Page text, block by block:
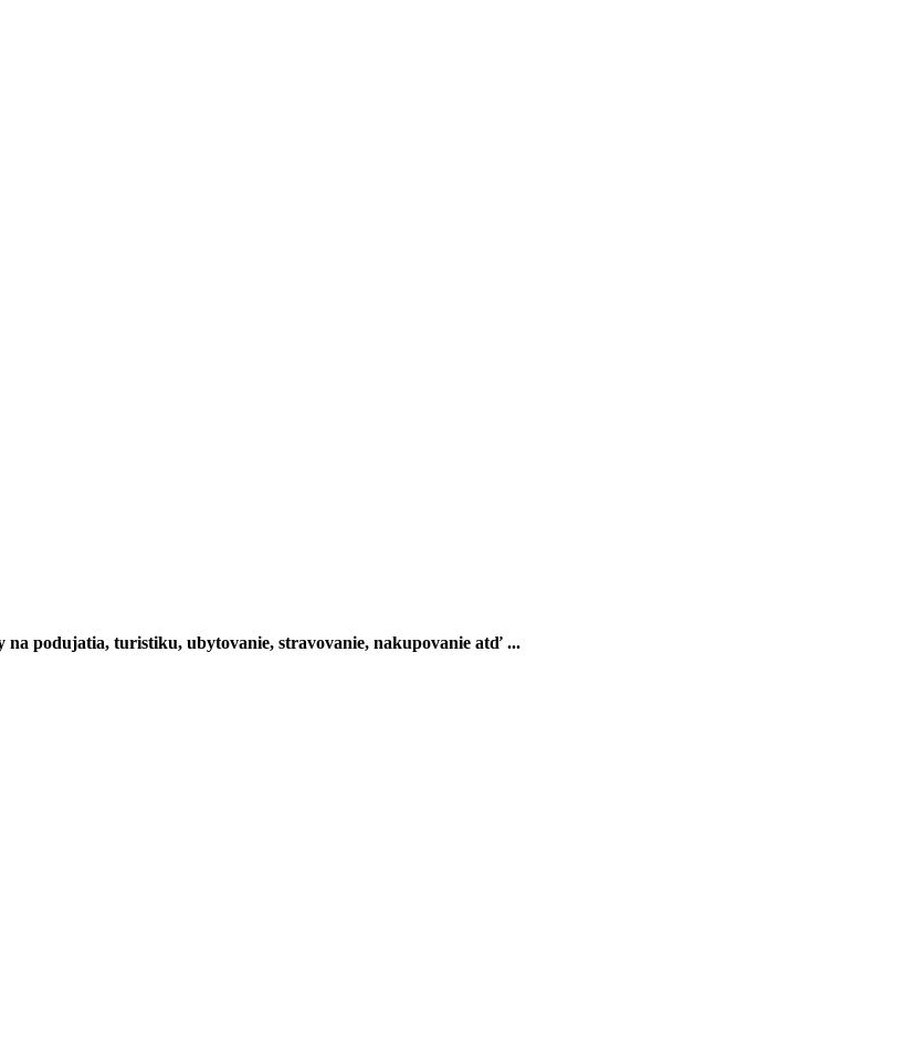
na podujatia, turistiku, ubytovanie, stravovanie, nakupovanie atď ...